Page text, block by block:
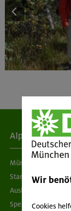
Alpenverein
München &
Standorte
Ausbildung & Jobs
Spenden
Wir
Cookies